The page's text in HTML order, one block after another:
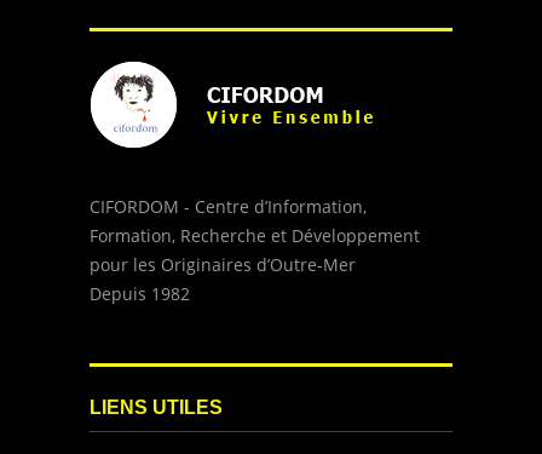
CIFORDOM - Centre d’Information,
Formation, Recherche et Développement
pour les Originaires d’Outre-Mer
Depuis 1982
LIENS UTILES